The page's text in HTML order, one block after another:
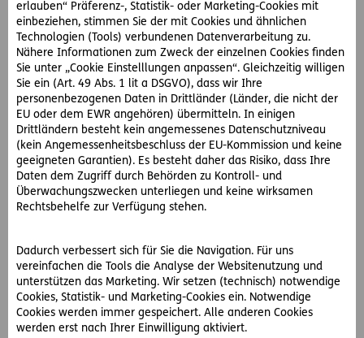
erlauben“ Präferenz-, Statistik- oder Marketing-Cookies mit
einbeziehen, stimmen Sie der mit Cookies und ähnlichen
Technologien (Tools) verbundenen Datenverarbeitung zu.
Nähere Informationen zum Zweck der einzelnen Cookies finden
Sie unter „Cookie Einstelllungen anpassen“. Gleichzeitig willigen
Sie ein (Art. 49 Abs. 1 lit a DSGVO), dass wir Ihre
personenbezogenen Daten in Drittländer (Länder, die nicht der
EU oder dem EWR angehören) übermitteln. In einigen
Drittländern besteht kein angemessenes Datenschutzniveau
(kein Angemessenheitsbeschluss der EU-Kommission und keine
geeigneten Garantien). Es besteht daher das Risiko, dass Ihre
Daten dem Zugriff durch Behörden zu Kontroll- und
Überwachungszwecken unterliegen und keine wirksamen
Rechtsbehelfe zur Verfügung stehen.
Dadurch verbessert sich für Sie die Navigation. Für uns
vereinfachen die Tools die Analyse der Websitenutzung und
unterstützen das Marketing. Wir setzen (technisch) notwendige
Cookies, Statistik- und Marketing-Cookies ein. Notwendige
Cookies werden immer gespeichert. Alle anderen Cookies
werden erst nach Ihrer Einwilligung aktiviert.
die Arbeit war.
Rund 500 spezialisierte D.A.S. Partneranwälte in ganz
Österreich
Herr M. ist fassungslos und wendet sich an das D.A.S.
RechtsService. Dieses organisiert sofort einen
spezialisierten D.A.S. Partneranwalt, der die Interessen des
D.A.S. Kunden vor Gericht vertritt. Dank des
Verhandlungsgeschicks und der Erfahrung des Anwalts
kann das Gericht davon überzeugt werden, dass es sich um
einen Unfall am Weg in die Arbeit gehandelt hat. Die
Sozialversicherungs-Rechtsschutz für Streitigkeiten rund
um Erwerbsunfähigkeit
Als Firmenkunde ist Herr M. durch denD.A.S. Firmen-